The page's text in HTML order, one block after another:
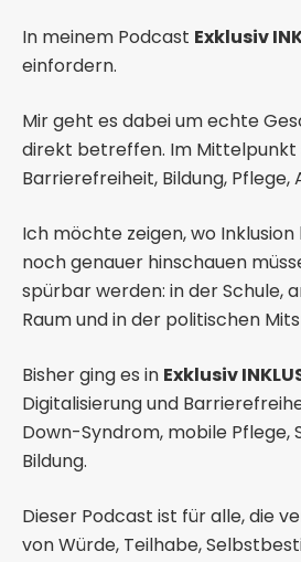
In meinem Podcast Exklusiv
einfordern.
Mir geht es dabei um echte
direkt betreffen. Im Mittelpunkt
Barrierefreiheit, Bildung,
Ich möchte zeigen, wo
noch genauer hinschauen
spürbar werden: in der Schule,
Raum und in der politischen
Bisher ging es in Exklusiv
Digitalisierung und
Down-Syndrom, mobile Pflege,
Bildung.
Dieser Podcast ist für alle, die
von Würde, Teilhabe,